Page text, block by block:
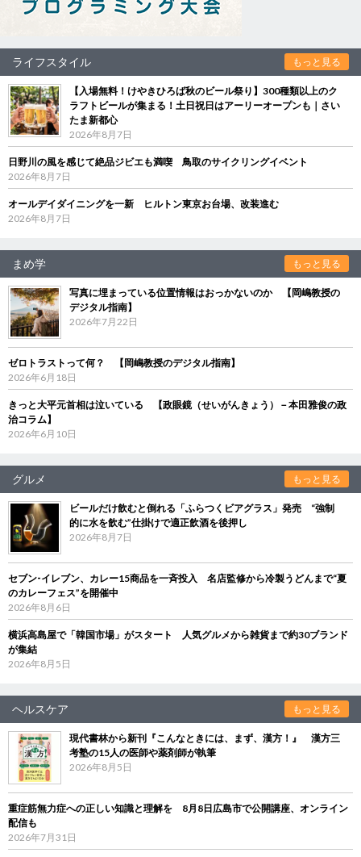
ライフスタイル もっと見る
【入場無料！けやきひろば秋のビール祭り】300種類以上のク
ラフトビールが集まる！土日祝日はアーリーオープンも｜さい
たま新都心
2026年8月7日
日野川の風を感じて絶品ジビエも満喫 鳥取のサイクリングイベント
2026年8月7日
オールデイダイニングを一新 ヒルトン東京お台場、改装進む
2026年8月7日
まめ学 もっと見る
写真に埋まっている位置情報はおっかないのか 【岡嶋教授の
デジタル指南】
2026年7月22日
ゼロトラストって何？ 【岡嶋教授のデジタル指南】
2026年6月18日
きっと大平元首相は泣いている 【政眼鏡（せいがんきょう）－本田雅俊の政
治コラム】
2026年6月10日
グルメ もっと見る
ビールだけ飲むと倒れる「ふらつくビアグラス」発売 “強制
的に水を飲む”仕掛けで適正飲酒を後押し
2026年8月7日
セブン‐イレブン、カレー15商品を一斉投入 名店監修から冷製うどんまで“夏
のカレーフェス”を開催中
2026年8月6日
横浜高島屋で「韓国市場」がスタート 人気グルメから雑貨まで約30ブランド
が集結
2026年8月5日
ヘルスケア もっと見る
現代書林から新刊『こんなときには、まず、漢方！』 漢方三
考塾の15人の医師や薬剤師が執筆
2026年8月5日
重症筋無力症への正しい知識と理解を 8月8日広島市で公開講座、オンライン
配信も
2026年7月31日